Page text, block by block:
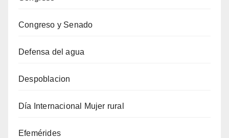
Congreso y Senado
Defensa del agua
Despoblacion
Día Internacional Mujer rural
Efemérides